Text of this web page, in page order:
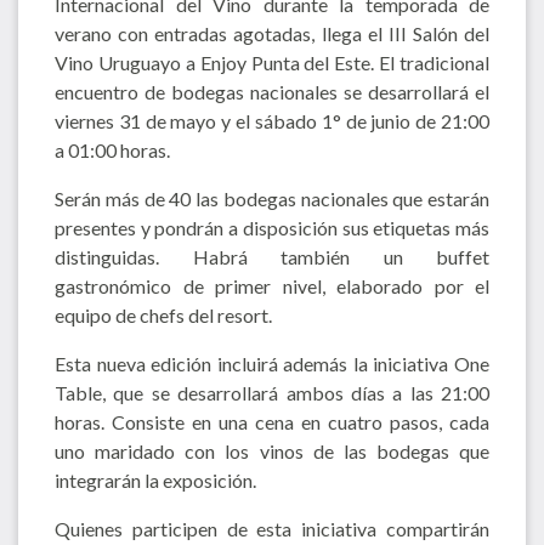
Internacional del Vino durante la temporada de
verano con entradas agotadas, llega el III Salón del
Vino Uruguayo a Enjoy Punta del Este. El tradicional
encuentro de bodegas nacionales se desarrollará el
viernes 31 de mayo y el sábado 1° de junio de 21:00
a 01:00 horas.
Serán más de 40 las bodegas nacionales que estarán
presentes y pondrán a disposición sus etiquetas más
distinguidas. Habrá también un buffet
gastronómico de primer nivel, elaborado por el
equipo de chefs del resort.
Esta nueva edición incluirá además la iniciativa One
Table, que se desarrollará ambos días a las 21:00
horas. Consiste en una cena en cuatro pasos, cada
uno maridado con los vinos de las bodegas que
integrarán la exposición.
Quienes participen de esta iniciativa compartirán